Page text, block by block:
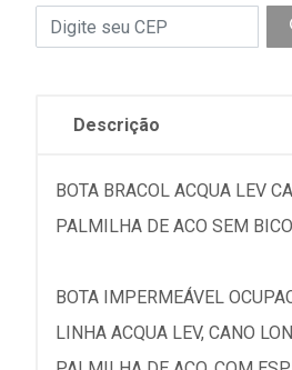
Descrição
BOTA BRACOL ACQUA LEV
PALMILHA DE ACO SEM
BOTA IMPERMEÁVEL
LINHA ACQUA LEV, CANO